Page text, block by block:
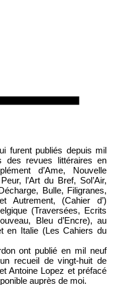
furent publiés depuis mil
des revues littéraires en
d’Ame, Nouvelle
l’Art du Bref, Sol’Air,
Bulle, Filigranes,
Autrement, (Cahier d’)
(Traversées, Ecrits
Bleu d’Encre), au
en Italie (Les Cahiers du
ont publié en mil neuf
recueil de vingt-huit de
Antoine Lopez et préfacé
auprès de moi.